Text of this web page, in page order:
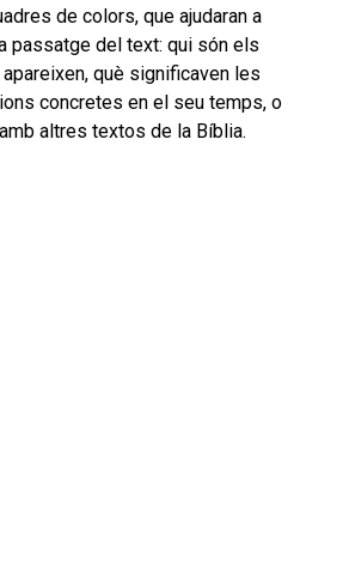
de colors, que ajudaran a
passatge del text: qui són els
què significaven les
concretes en el seu temps, o
altres textos de la Bíblia.